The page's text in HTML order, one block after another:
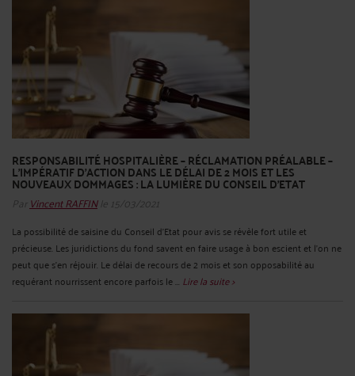
RESPONSABILITÉ HOSPITALIÈRE – RÉCLAMATION PRÉALABLE –
L’IMPÉRATIF D’ACTION DANS LE DÉLAI DE 2 MOIS ET LES
NOUVEAUX DOMMAGES : LA LUMIÈRE DU CONSEIL D’ETAT
Par Vincent RAFFINle 15/03/2021
La possibilité de saisine du Conseil d’Etat pour avis se révèle fort utile et
précieuse. Les juridictions du fond savent en faire usage à bon escient et l’on ne
peut que s’en réjouir. Le délai de recours de 2 mois et son opposabilité au
requérant nourrissent encore parfois le ... Lire la suite >